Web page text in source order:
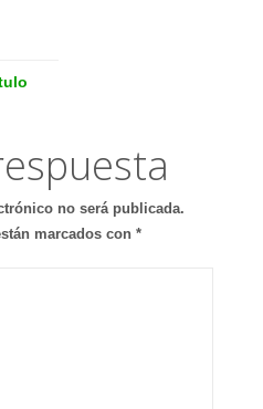
no será publicada.
marcados con *